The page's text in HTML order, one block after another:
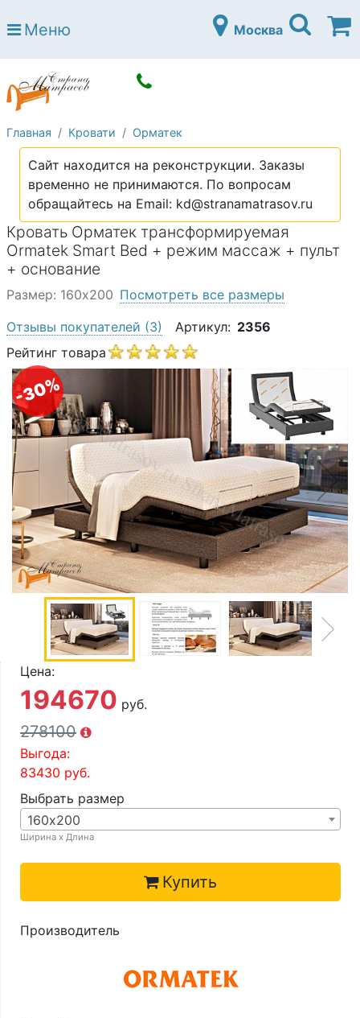
Страна матрасов
Open submenu (Матрасы)
Open submenu (Кровати)
Кровати
Open submenu (Аксессуары)
Open submenu (Диваны)
Диваны
Open submenu (Постельное белье)
Постельное белье
Open submenu (Мебель)
Мебель
Open submenu (Основания)
Основания
Open submenu (Детские матрасы)
Детские матрасы
Open submenu (Детские кровати)
Детские кровати
Open submenu (Шкафы)
Шкафы
О компании
Контакты
Доставка по городу
Меню Москва
Главная Кровати Орматек
Сайт находится на реконструкции. Заказы
временно не принимаются. По вопросам
обращайтесь на Email: kd@stranamatrasov.ru
Кровать Орматек трансформируемая
Ormatek Smart Bed + режим массаж + пульт
+ основание
-30%
Размер: 160х200 Посмотреть все размеры
Отзывы покупателей (3) Артикул: 2356
Рейтинг товара
Цена:
194670 руб.
278100
Выгода:
83430 руб.
Выбрать размер
160х200
Ширина х Длина
Купить
Производитель